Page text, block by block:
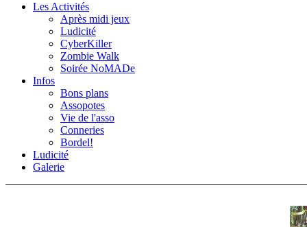
Les Activités
Après midi jeux
Ludicité
CyberKiller
Zombie Walk
Soirée NoMADe
Infos
Bons plans
Assopotes
Vie de l'asso
Conneries
Bordel!
Ludicité
Galerie